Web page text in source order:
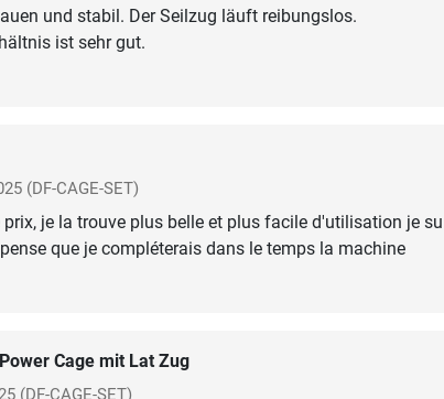
und stabil. Der Seilzug läuft reibungslos.
ist sehr gut.
(DF-CAGE-SET)
je la trouve plus belle et plus facile d'utilisation je
que je compléterais dans le temps la machine
Cage mit Lat Zug
(DF-CAGE-SET)